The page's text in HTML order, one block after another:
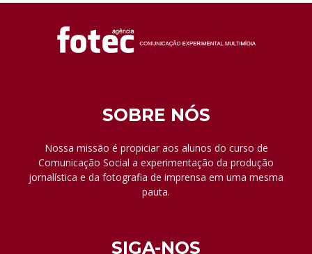
SOBRE NÓS
Nossa missão é propiciar aos alunos do curso de
Comunicação Social a experimentação da produção
jornalística e da fotografia de imprensa em uma mesma
pauta.
SIGA-NOS